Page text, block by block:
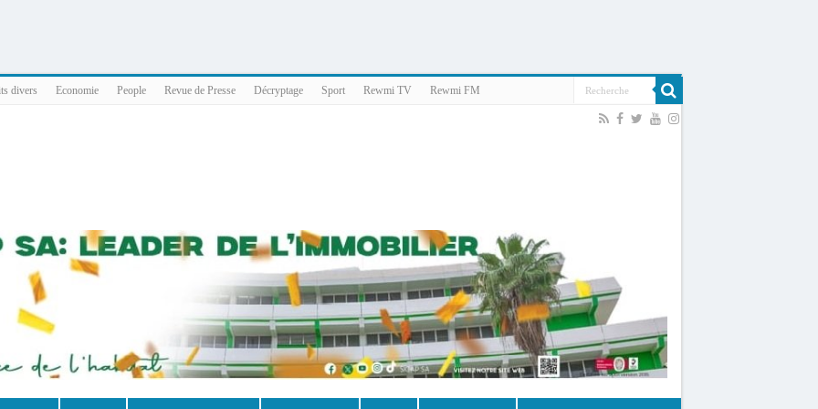
divers Economie People Revue de Presse Décryptage Sport Rewmi TV Rewmi FM